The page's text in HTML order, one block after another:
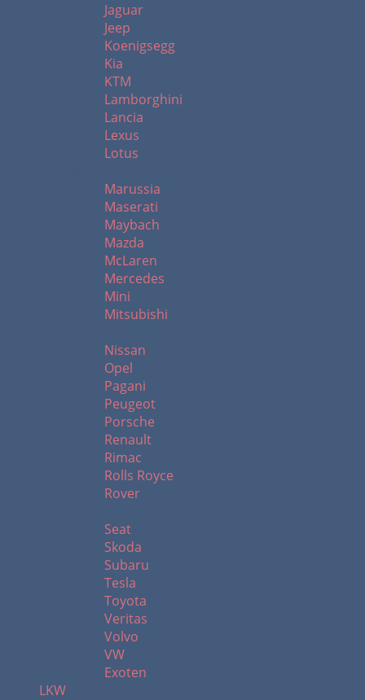
Jaguar
Jeep
Koenigsegg
Kia
KTM
Lamborghini
Lancia
Lexus
Lotus
Marussia
Maserati
Maybach
Mazda
McLaren
Mercedes
Mini
Mitsubishi
Nissan
Opel
Pagani
Peugeot
Porsche
Renault
Rimac
Rolls Royce
Rover
Seat
Skoda
Subaru
Tesla
Toyota
Veritas
Volvo
VW
Exoten
LKW